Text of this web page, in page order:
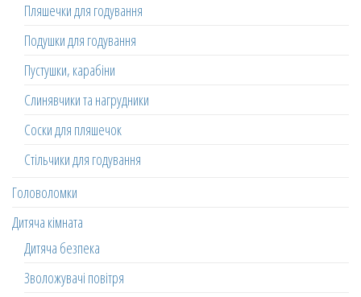
Пляшечки для годування
Подушки для годування
Пустушки, карабіни
Слинявчики та нагрудники
Соски для пляшечок
Стільчики для годування
Головоломки
Дитяча кімната
Дитяча безпека
Зволожувачі повітря